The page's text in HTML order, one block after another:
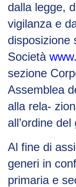
dalla legge,
vigilanza e
disposizione
Società
sezione
Assemblea
alla rela-
all’ordine del
Al fine di
generi in
primaria e